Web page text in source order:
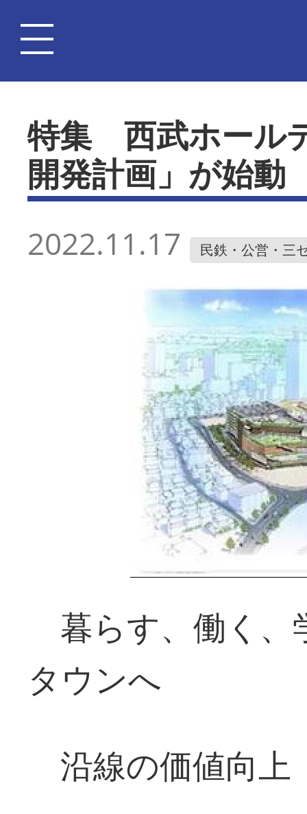
特集 西武ホール
開発計画」が始動
2022.11.17 民鉄・公営・三
暮らす、働く
タウンへ
沿線の価値向上